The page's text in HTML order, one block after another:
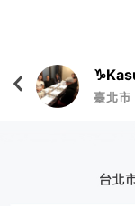
臺北市